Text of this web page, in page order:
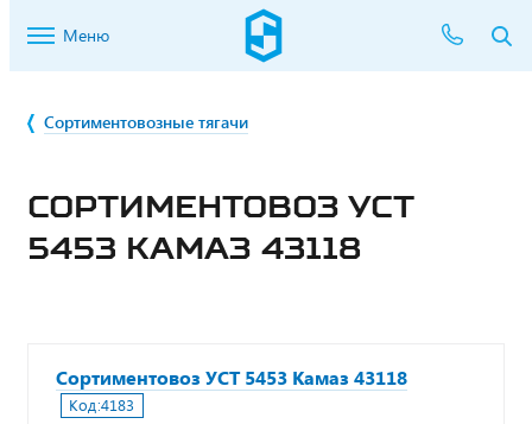
Меню
Сортиментовозные тягачи
СОРТИМЕНТОВОЗ УСТ
5453 КАМАЗ 43118
Сортиментовоз УСТ 5453 Камаз 43118
Код:4183